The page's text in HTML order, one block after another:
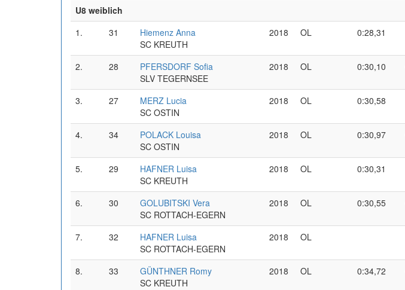
U8 weiblich
1.
31
Hiemenz Anna
SC KREUTH
2018 OL 0:28,31
2. 28
PFERSDORF Sofia
SLV TEGERNSEE
2018 OL 0:30,10
3. 27
MERZ Lucia
SC OSTIN
2018 OL 0:30,58
4. 34
POLACK Louisa
SC OSTIN
2018 OL 0:30,97
5. 29
HAFNER Luisa
SC KREUTH
2018 OL 0:30,31
6. 30
GOLUBITSKI Vera
SC ROTTACH-EGERN
2018 OL 0:30,55
7. 32
HAFNER Luisa
SC ROTTACH-EGERN
2018 OL
8. 33
GÜNTHNER Romy
SC KREUTH
2018 OL 0:34,72